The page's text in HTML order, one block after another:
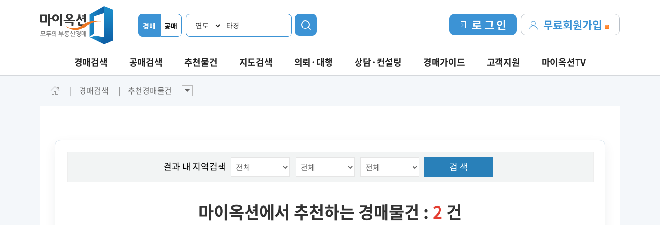
경매 공매 타경 무료회원가입
로 그 인
경매검색 공매검색 추천물건 지도검색 의뢰·대행 상담·컨설팅 경매가이드 고객지원 마이옥션TV
경매검색 추천경매물건
결과 내 지역검색 검 색
마이옥션에서 추천하는 경매물건 : 2 건